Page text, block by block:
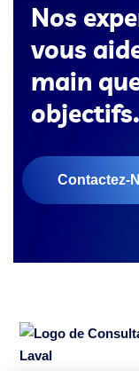
Nos
vous
main
objectifs.
Contactez-